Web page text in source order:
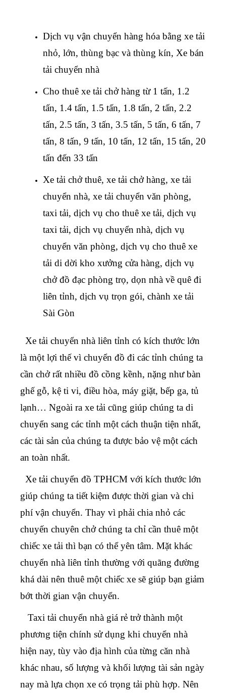
Dịch vụ vận chuyển hàng hóa bằng xe tải
nhỏ, lớn, thùng bạc và thùng kín, Xe bán
tải chuyển nhà
Cho thuê xe tải chở hàng từ 1 tấn, 1.2
tấn, 1.4 tấn, 1.5 tấn, 1.8 tấn, 2 tấn, 2.2
tấn, 2.5 tấn, 3 tấn, 3.5 tấn, 5 tấn, 6 tấn, 7
tấn, 8 tấn, 9 tấn, 10 tấn, 12 tấn, 15 tấn, 20
tấn đến 33 tấn
Xe tải chở thuê, xe tải chở hàng, xe tải
chuyển nhà, xe tải chuyển văn phòng,
taxi tải, dịch vụ cho thuê xe tải, dịch vụ
taxi tải, dịch vụ chuyển nhà, dịch vụ
chuyển văn phòng, dịch vụ cho thuê xe
tải di dời kho xưởng cửa hàng, dịch vụ
chở đồ đạc phòng trọ, dọn nhà về quê đi
liên tỉnh, dịch vụ trọn gói, chành xe tải
Sài Gòn
Xe tải chuyển nhà liên tỉnh có kích thước lớn
là một lợi thế vì chuyển đồ đi các tỉnh chúng ta
cần chở rất nhiều đồ cồng kềnh, nặng như bàn
ghế gỗ, kệ ti vi, điều hòa, máy giặt, bếp ga, tủ
lạnh… Ngoài ra xe tải cũng giúp chúng ta di
chuyển sang các tỉnh một cách thuận tiện nhất,
các tài sản của chúng ta được bảo vệ một cách
an toàn nhất.
Xe tải chuyển đồ TPHCM với kích thước lớn
giúp chúng ta tiết kiệm được thời gian và chi
phí vận chuyển. Thay vì phải chia nhỏ các
chuyến chuyên chở chúng ta chỉ cần thuê một
chiếc xe tải thì bạn có thể yên tâm. Mặt khác
chuyển nhà liên tỉnh thường với quãng đường
khá dài nên thuê một chiếc xe sẽ giúp bạn giảm
bớt thời gian vận chuyển.
Taxi tải chuyển nhà giá rẻ trở thành một
phương tiện chính sử dụng khi chuyển nhà
hiện nay, tùy vào địa hình của từng căn nhà
khác nhau, số lượng và khối lượng tài sản ngày
nay mà lựa chọn xe có trọng tải phù hợp. Nên